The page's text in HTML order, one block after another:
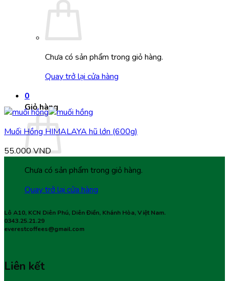
Chưa có sản phẩm trong giỏ hàng.
Quay trở lại cửa hàng
0
Giỏ hàng
Chưa có sản phẩm trong giỏ hàng.
Quay trở lại cửa hàng
Muối Hồng HIMALAYA hũ lớn (600g)
55.000VND
Lô A10, KCN Diên Phú, Diên Điền, Khánh Hòa, Việt Nam.
0343.25.21.29
everestcoffees@gmail.com
Liên kết